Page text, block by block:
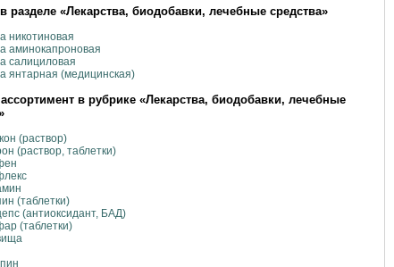
разделе «Лекарства, биодобавки, лечебные средства»
никотиновая
аминокапроновая
салициловая
янтарная (медицинская)
в рубрике «Лекарства, биодобавки, лечебные
(раствор)
(раствор, таблетки)
(таблетки)
(антиоксидант, БАД)
(таблетки)